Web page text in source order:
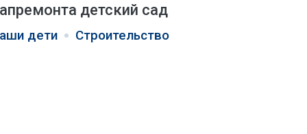
детский сад
дети Строительство